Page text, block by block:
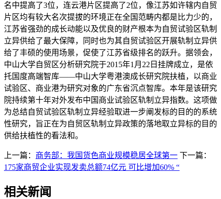
名中提高了3位，连云港片区提高了2位，像江苏如许辖内自贸
片区均有较大名次提拔的环境正在全国范畴内都是比力少的，
江苏省强劲的成长动能以及优良的财产根本为自贸试验区轨制
立异供给了最大保障，同时也为其自贸试验区开展轨制立异供
给了丰硕的使用场景，促使了江苏省级排名的跃升。据领会，
中山大学自贸区分析研究院于2015年1月22日挂牌成立，是依
托国度高端智库——中山大学粤港澳成长研究院扶植，以商业
试验区、商业港为研究对象的广东省沉点智库。本年是该研究
院持续第十年对外发布中国商业试验区轨制立异指数。这项做
为总结自贸试验区轨制立异经验取进一步阐发标的目的的系统
性研究，旨正在为自贸区轨制立异政策的落地取立异标的目的
供给扶植性的看法和。
上一篇： 商务部：我国货色商业规模稳居全球第一 下一篇：
175家商贸企业实现发卖总额74亿元 可比增加60% “
相关新闻